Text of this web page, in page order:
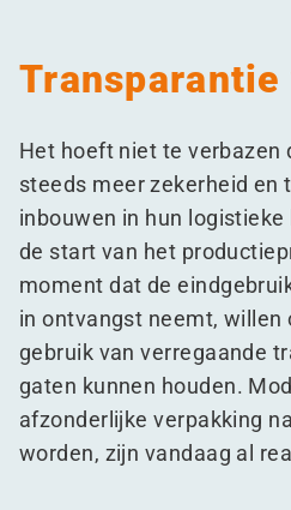
Het hoeft niet te verbazen
steeds meer zekerheid en
inbouwen in hun
de start van het
moment dat de
in ontvangst neemt, willen
gebruik van verregaande
gaten kunnen houden.
afzonderlijke verpakking
worden, zijn vandaag al